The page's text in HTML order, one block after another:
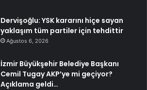
Dervişoğlu: YSK kararını hiçe sayan
yaklaşım tüm partiler için tehdittir
Ağustos 6, 2026
İzmir Büyükşehir Belediye Başkanı
Cemil Tugay AKP’ye mi geçiyor?
Açıklama geldi…